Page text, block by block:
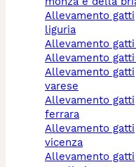
allevamento gatti
liguria
allevamento
allevamento
allevamento gatti
varese
allevamento gatti
ferrara
allevamento gatti
vicenza
allevamento gatti